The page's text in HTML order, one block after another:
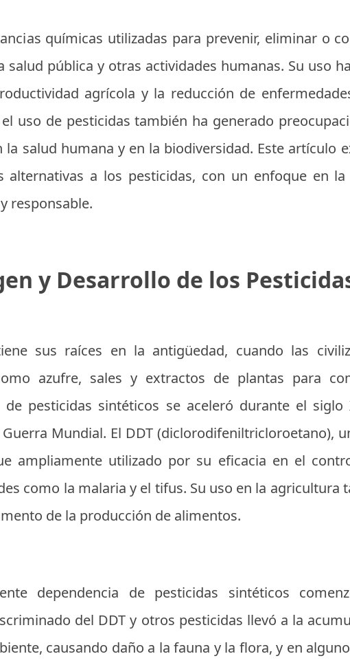
químicas utilizadas para prevenir, eliminar o
salud pública y otras actividades humanas. Su uso
agrícola y la reducción de
uso de pesticidas también ha generado
la salud humana y en la biodiversidad. Este artículo
alternativas a los pesticidas, con un enfoque en la
responsable.
y Desarrollo de los
sus raíces en la antigüedad, cuando las
azufre, sales y extractos de plantas para
pesticidas sintéticos se aceleró durante el siglo
Mundial. El DDT (diclorodifeniltricloroetano),
ampliamente utilizado por su eficacia en el
como la malaria y el tifus. Su uso en la agricultura
de la producción de alimentos.
dependencia de pesticidas sintéticos
del DDT y otros pesticidas llevó a la
causando daño a la fauna y la flora, y en